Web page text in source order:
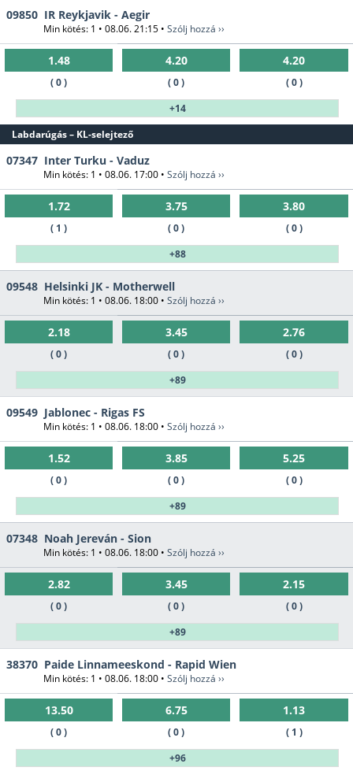
09850 IR Reykjavik - Aegir
Min kötés: 1 • 08.06. 21:15 • Szólj hozzá ››
1.48
( 0 )
4.20
( 0 )
4.20
( 0 )
+14
Labdarúgás – KL-selejtező
07347 Inter Turku - Vaduz
Min kötés: 1 • 08.06. 17:00 • Szólj hozzá ››
1.72
( 1 )
3.75
( 0 )
3.80
( 0 )
+88
09548 Helsinki JK - Motherwell
Min kötés: 1 • 08.06. 18:00 • Szólj hozzá ››
2.18
( 0 )
3.45
( 0 )
2.76
( 0 )
+89
09549 Jablonec - Rigas FS
Min kötés: 1 • 08.06. 18:00 • Szólj hozzá ››
1.52
( 0 )
3.85
( 0 )
5.25
( 0 )
+89
07348 Noah Jereván - Sion
Min kötés: 1 • 08.06. 18:00 • Szólj hozzá ››
2.82
( 0 )
3.45
( 0 )
2.15
( 0 )
+89
38370 Paide Linnameeskond - Rapid Wien
Min kötés: 1 • 08.06. 18:00 • Szólj hozzá ››
13.50
( 0 )
6.75
( 0 )
1.13
( 1 )
+96